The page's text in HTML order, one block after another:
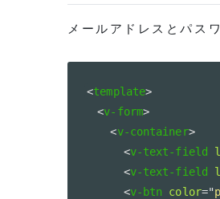
メールアドレスとパス
<template>
<v-form>
<v-container>
<v-text-field
<v-text-field
<v-btn color="